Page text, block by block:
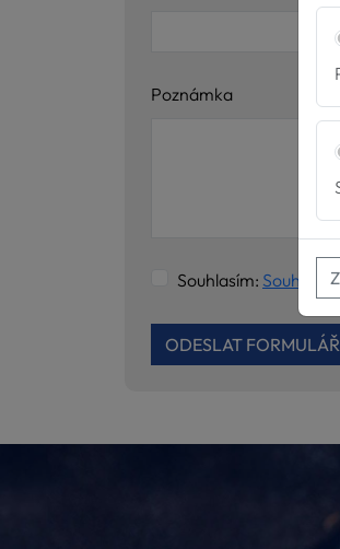
Poznámka
Souhlasím: Souhlas
ODESLAT FORMULÁŘ